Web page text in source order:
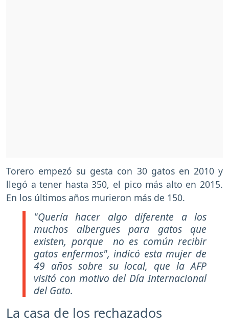
Torero empezó su gesta con 30 gatos en 2010 y
llegó a tener hasta 350, el pico más alto en 2015.
En los últimos años murieron más de 150.
"Quería hacer algo diferente a los
muchos albergues para gatos que
existen, porque no es común recibir
gatos enfermos", indicó esta mujer de
49 años sobre su local, que la AFP
visitó con motivo del Día Internacional
del Gato.
La casa de los rechazados